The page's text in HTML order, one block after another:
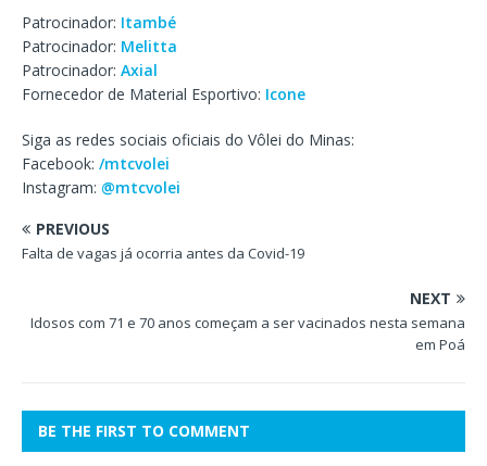
Patrocinador: Itambé
Patrocinador: Melitta
Patrocinador: Axial
Fornecedor de Material Esportivo: Icone
Siga as redes sociais oficiais do Vôlei do Minas:
Facebook: /mtcvolei
Instagram: @mtcvolei
PREVIOUS
Falta de vagas já ocorria antes da Covid-19
NEXT
Idosos com 71 e 70 anos começam a ser vacinados nesta semana
em Poá
BE THE FIRST TO COMMENT